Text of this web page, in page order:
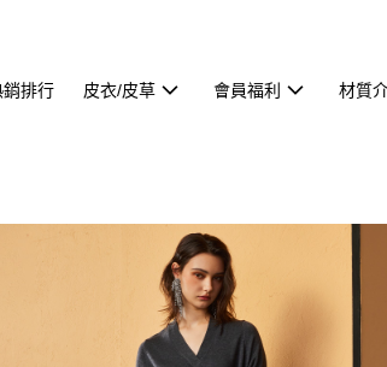
銷排行 皮衣/皮草 會員福利 材質